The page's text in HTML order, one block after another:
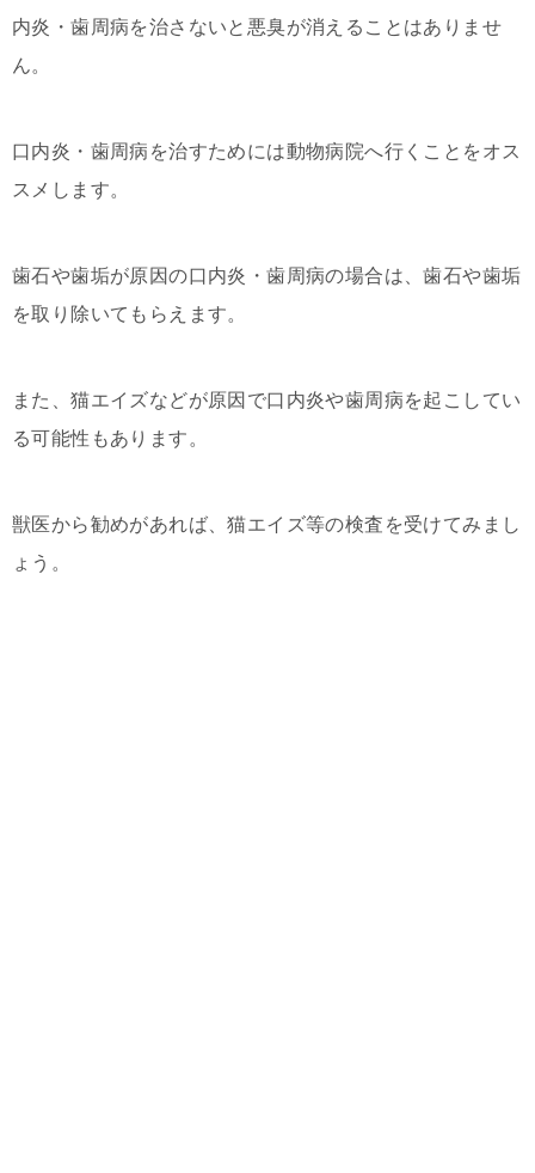
内炎・歯周病を治さないと悪臭が消えることはありませ
ん。
口内炎・歯周病を治すためには動物病院へ行くことをオス
スメします。
歯石や歯垢が原因の口内炎・歯周病の場合は、歯石や歯垢
を取り除いてもらえます。
また、猫エイズなどが原因で口内炎や歯周病を起こしてい
る可能性もあります。
獣医から勧めがあれば、猫エイズ等の検査を受けてみまし
ょう。